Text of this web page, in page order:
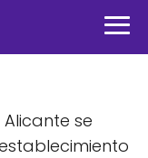
se